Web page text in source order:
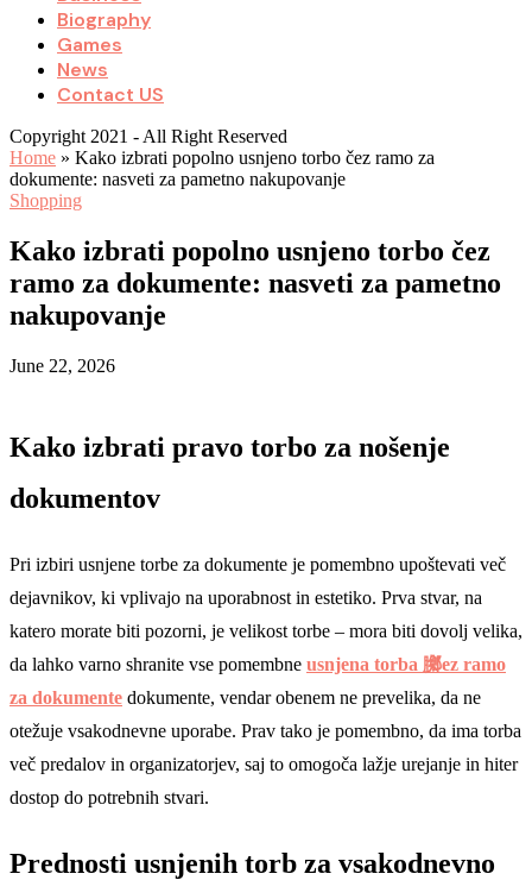
Biography
Games
News
Contact US
Copyright 2021 - All Right Reserved
Home » Kako izbrati popolno usnjeno torbo čez ramo za
dokumente: nasveti za pametno nakupovanje
Shopping
Kako izbrati popolno usnjeno torbo čez
ramo za dokumente: nasveti za pametno
nakupovanje
June 22, 2026
Kako izbrati pravo torbo za nošenje
dokumentov
Pri izbiri usnjene torbe za dokumente je pomembno upoštevati več
dejavnikov, ki vplivajo na uporabnost in estetiko. Prva stvar, na
katero morate biti pozorni, je velikost torbe – mora biti dovolj velika,
da lahko varno shranite vse pomembne usnjena torba 膷ez ramo
za dokumente dokumente, vendar obenem ne prevelika, da ne
otežuje vsakodnevne uporabe. Prav tako je pomembno, da ima torba
več predalov in organizatorjev, saj to omogoča lažje urejanje in hiter
dostop do potrebnih stvari.
Prednosti usnjenih torb za vsakodnevno